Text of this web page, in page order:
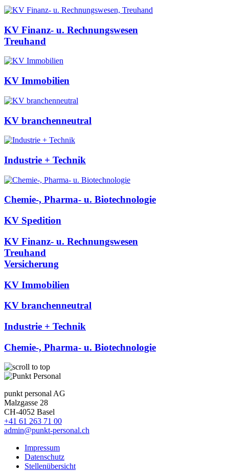
KV Finanz- u. Rechnungswesen
Treuhand
KV Immobilien
KV branchenneutral
Industrie + Technik
Chemie-, Pharma- u. Biotechnologie
KV Spedition
KV Finanz- u. Rechnungswesen
Treuhand
Versicherung
KV Immobilien
KV branchenneutral
Industrie + Technik
Chemie-, Pharma- u. Biotechnologie
punkt personal AG
Malzgasse 28
CH-4052 Basel
+41 61 263 71 00
admin@punkt-personal.ch
Impressum
Datenschutz
Stellenübersicht